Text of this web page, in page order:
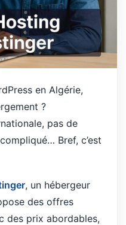
en Algérie,
?
pas de
Bref, c’est
, un hébergeur
des offres
des prix abordables,